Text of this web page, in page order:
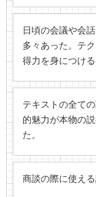
日頃の会議や会
多々あった。テ
得力を身につける
テキストの全て
的魅力が本物の
た。
商談の際に使え